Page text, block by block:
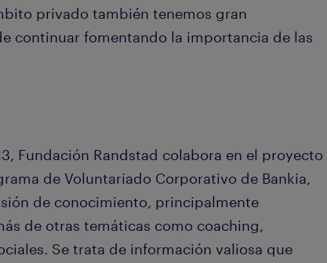
privado también tenemos gran
continuar fomentando la importancia de las
Fundación Randstad colabora en el proyecto
de Voluntariado Corporativo de Bankia,
de conocimiento, principalmente
de otras temáticas como coaching,
Se trata de información valiosa que